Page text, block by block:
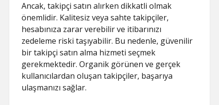
Ancak, takipçi satın alırken dikkatli olmak
önemlidir. Kalitesiz veya sahte takipçiler,
hesabınıza zarar verebilir ve itibarınızı
zedeleme riski taşıyabilir. Bu nedenle, güvenilir
bir takipçi satın alma hizmeti seçmek
gerekmektedir. Organik görünen ve gerçek
kullanıcılardan oluşan takipçiler, başarıya
ulaşmanızı sağlar.